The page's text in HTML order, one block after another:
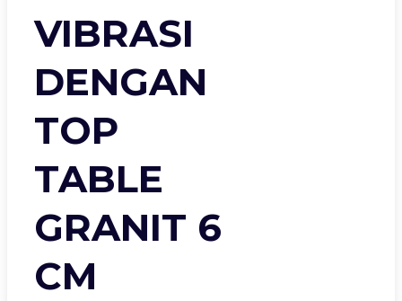
VIBRASI
DENGAN
TOP
TABLE
GRANIT 6
CM